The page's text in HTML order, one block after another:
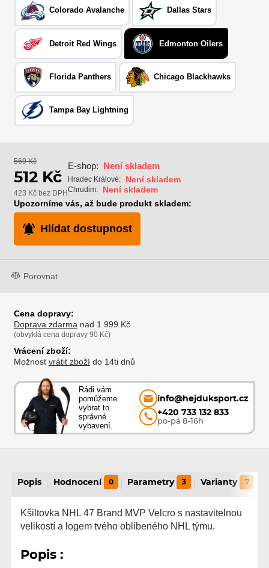
Colorado Avalanche Dallas Stars
Detroit Red Wings Edmonton Oilers
Florida Panthers Chicago Blackhawks
Tampa Bay Lightning
569 Kč
512 Kč
423 Kč bez DPH
E-shop: Není skladem
Hradec Králové: Není skladem
Chrudim:
Není skladem
Upozorníme vás, až bude produkt skladem:
Hlídat dostupnost
Porovnat
Cena dopravy:
Doprava zdarma nad 1 999 Kč
(obvyklá cena dopravy 90 Kč)
Vrácení zboží:
Možnost vrátit zbožído 14ti dnů
Rádi vám
pomůžeme
vybrat to
správné
vybavení.
info@hejduksport.cz
+420 733 132 833
po-pá 8-16h
Popis Hodnocení 0 Parametry 3 Varianty 7
Kšiltovka NHL 47 Brand MVP Velcro s nastavitelnou
velikostí a logem tvého oblíbeného NHL týmu.
Popis :